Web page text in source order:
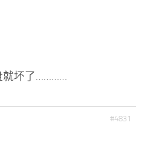
就坏了…………
#4831